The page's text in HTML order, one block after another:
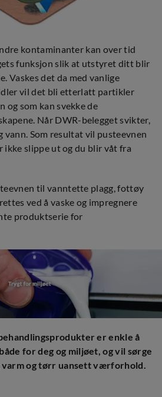
kontaminanter kan over tid
funksjon slik at utstyret ditt blir
Vaskes det da med vanlige
vil det bli etterlatt partikler
og som kan svekke de
Når DWR-belegget svikter,
vann. Som resultat vil pusteevnen
ikke slippe ut og du blir våt fra
til vanntette plagg, fottøy
ved å vaske og impregnere
produktserie for
er enkle å
for deg og miljøet, og vil sørge
varm og tørr uansett værforhold.